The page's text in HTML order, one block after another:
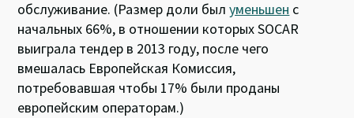
обслуживание. (Размер доли былуменьшен с
начальных 66%, в отношении которых SOCAR
выиграла тендер в 2013 году, после чего
вмешалась Европейская Комиссия,
потребовавшая чтобы 17% были проданы
европейским операторам.)